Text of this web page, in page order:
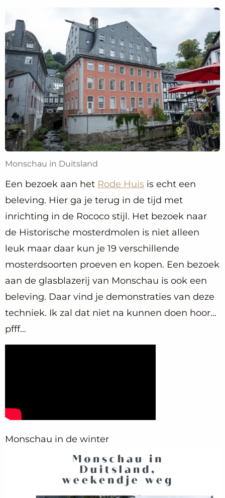
Monschau in Duitsland
Een bezoek aan het Rode Huis is echt een
beleving. Hier ga je terug in de tijd met
inrichting in de Rococo stijl. Het bezoek naar
de Historische mosterdmolen is niet alleen
leuk maar daar kun je 19 verschillende
mosterdsoorten proeven en kopen. Een bezoek
aan de glasblazerij van Monschau is ook een
beleving. Daar vind je demonstraties van deze
techniek. Ik zal dat niet na kunnen doen hoor…
pfff…
Monschau in de winter